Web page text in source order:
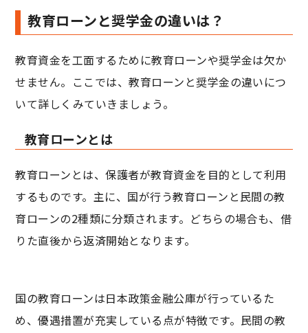
教育ローンと奨学金の違いは？
教育資金を工面するために教育ローンや奨学金は欠か
せません。ここでは、教育ローンと奨学金の違いにつ
いて詳しくみていきましょう。
教育ローンとは
教育ローンとは、保護者が教育資金を目的として利用
するものです。主に、国が行う教育ローンと民間の教
育ローンの2種類に分類されます。どちらの場合も、借
りた直後から返済開始となります。
国の教育ローンは日本政策金融公庫が行っているた
め、優遇措置が充実している点が特徴です。民間の教